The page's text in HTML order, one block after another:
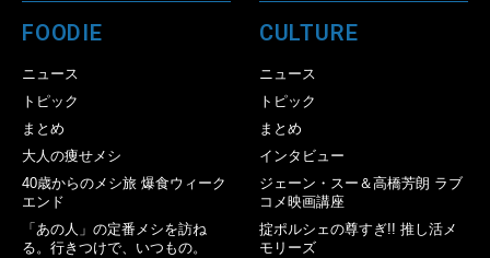
FOODIE
ニュース
トピック
まとめ
大人の痩せメシ
40歳からのメシ旅 爆食ウィーク
エンド
「あの人」の定番メシを訪ね
る。行きつけで、いつもの。
CULTURE
ニュース
トピック
まとめ
インタビュー
ジェーン・スー＆高橋芳朗 ラブ
コメ映画講座
掟ポルシェの尊すぎ!! 推し活メ
モリーズ